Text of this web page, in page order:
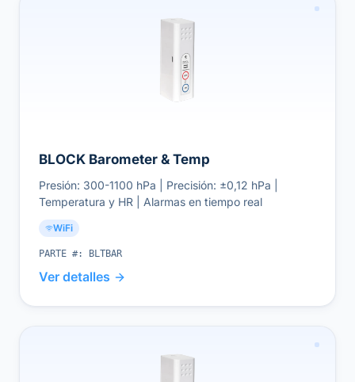
BLOCK Barometer & Temp
Presión: 300-1100 hPa | Precisión: ±0,12 hPa |
Temperatura y HR | Alarmas en tiempo real
WiFi
PARTE #: BLTBAR
Ver detalles